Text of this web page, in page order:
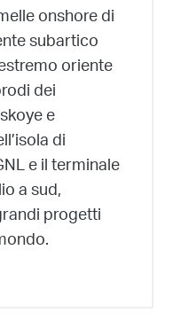
onshore di
subartico
oriente
dei
e
di
e il terminale
a sud,
progetti